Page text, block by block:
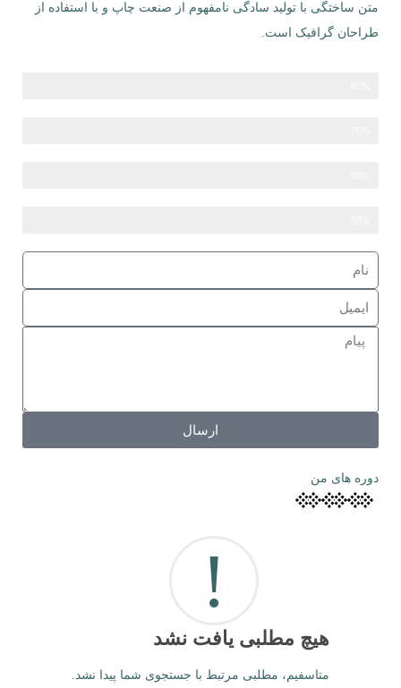
متن ساختگی با تولید سادگی نامفهوم از صنعت چاپ و با استفاده از
طراحان گرافیک است.
ارسال
دوره های من
!
هیچ مطلبی یافت نشد
متاسفیم، مطلبی مرتبط با جستجوی شما پیدا نشد.